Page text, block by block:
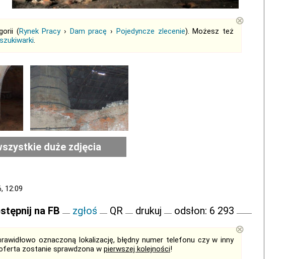
(Rynek Pracy› Dam pracę › Pojedyncze zlecenie). Możesz też
.
⊗
duże zdjęcia
12:09
na FB zgłoś QR drukuj odsłon: 6 293
oznaczoną lokalizację, błędny numer telefonu czy w inny
zostanie sprawdzona w pierwszej kolejności!
⊗